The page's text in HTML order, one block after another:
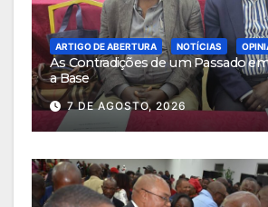
ARTIGO DE ABERTURA NOTÍCIAS
As Contradições de um Passado
a Base
7 DE AGOSTO, 2026